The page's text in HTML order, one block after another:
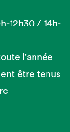
12h30 / 14h-
l'année
être tenus